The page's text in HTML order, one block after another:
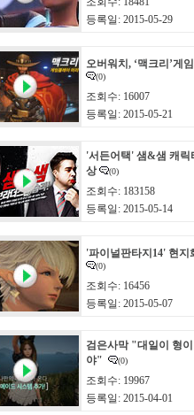
등록일: 2015-05-29
오버워치, ‘맥크리’게
(0)
조회수: 16007
등록일: 2015-05-21
'서든어택' 샘&샘 캐릭
상
(0)
조회수: 183158
등록일: 2015-05-14
'파이널판타지14' 현지
(0)
조회수: 16456
등록일: 2015-05-07
검은사막 "대일이 형
야"
(0)
조회수: 19967
등록일: 2015-04-01